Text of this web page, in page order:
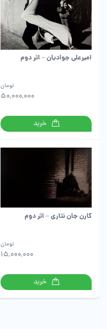
امیرعلی جوادیان – اثر دوم
50,000,000
تومان
خرید
کارن جان نثاری – اثر دوم
15,000,000
تومان
خرید